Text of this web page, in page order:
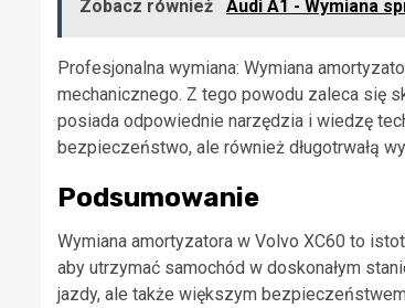
Zobacz również Audi A1 - Wymiana
Profesjonalna wymiana: Wymiana
mechanicznego. Z tego powodu zaleca się
posiada odpowiednie narzędzia i wiedzę
bezpieczeństwo, ale również długotrwałą
Podsumowanie
Wymiana amortyzatora w Volvo XC60 to
aby utrzymać samochód w doskonałym
jazdy, ale także większym